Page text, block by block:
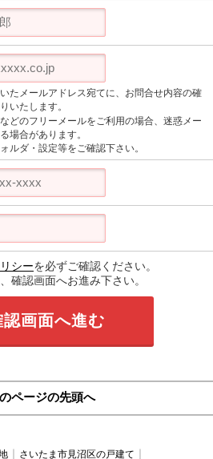
たメールアドレス宛てに、お問合せ内容の確
いたします。
どのフリーメールをご利用の場合、迷惑メー
場合があります。
ルダ・設定等をご確認下さい。
シーを必ずご確認ください。
確認画面へお進み下さい。
認画面へ進む
ページの先頭へ
さいたま市見沼区の戸建て